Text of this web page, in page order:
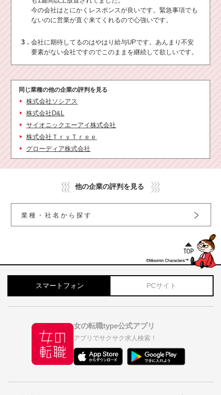
今の会社はとにかくレスポンスが良いです。緊急事項でも
ないのに営業が直ぐ来てくれるので心強いです。
3．会社に期待してるのはやはり給与UPです。あんまり不安
要素がない会社ですのでこのままを継続して欲しいです。
同じ業種の他の企業の評判を見る
株式会社ソシアス
株式会社D&L
サイオニックエーアイ株式会社
株式会社ＴｒｙＴｒｅｅ
グローディア株式会社
他の企業の評判を見る
業種・社名から探す
スマートフォン PCサイト
女の転職type公式アプリ
アプリでサクサク求人検索！